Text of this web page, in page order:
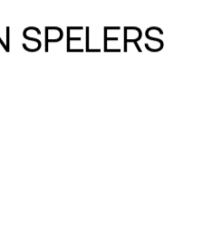
SPELERS